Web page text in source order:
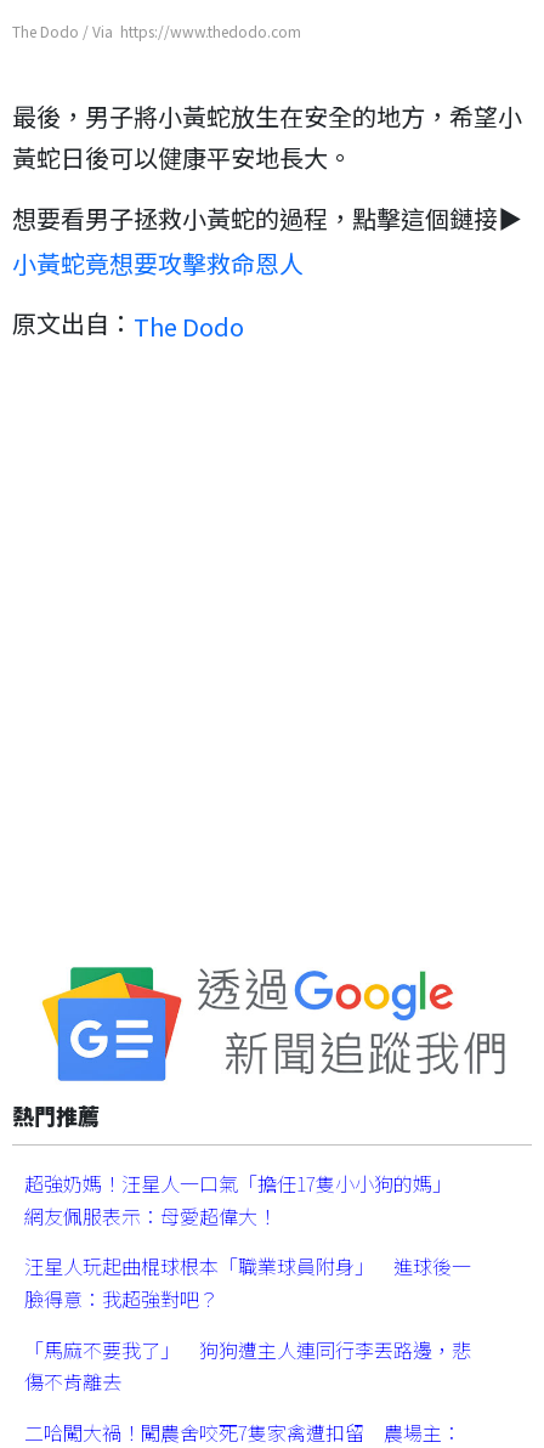
The Dodo / Via https://www.thedodo.com
最後，男子將小黃蛇放生在安全的地方，希望小
黃蛇日後可以健康平安地長大。
想要看男子拯救小黃蛇的過程，點擊這個鏈接▶
小黃蛇竟想要攻擊救命恩人
原文出自： The Dodo
熱門推薦
超強奶媽！汪星人一口氣「擔任17隻小小狗的媽」
網友佩服表示：母愛超偉大！
汪星人玩起曲棍球根本「職業球員附身」 進球後一
臉得意：我超強對吧？
「馬麻不要我了」 狗狗遭主人連同行李丟路邊，悲
傷不肯離去
二哈闖大禍！闖農舍咬死7隻家禽遭扣留 農場主：